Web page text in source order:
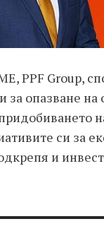
PPF Group,
за опазване
си за
и